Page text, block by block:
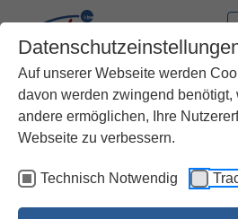
Auf unserer Webseite werden
davon werden zwingend benötigt,
andere ermöglichen, Ihre
Webseite zu verbessern.
Technisch Notwendig